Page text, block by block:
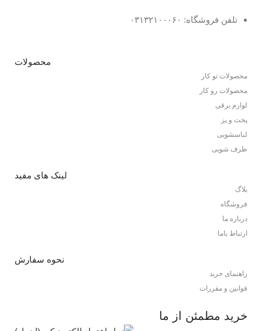
تلفن فروشگاه: ۰۳۱۳۲۱۰۰۰۶۰
محصولات
محصولات تو کار
محصولات رو کار
لوازم برقی
پخت و پز
لباسشویی
ظرف شویی
لینک های مفید
بلاگ
فروشگاه
درباره ما
ارتباط باما
نحوه سفارش
راهنمای خرید
قوانین و مقررات
خرید مطمئن از ما